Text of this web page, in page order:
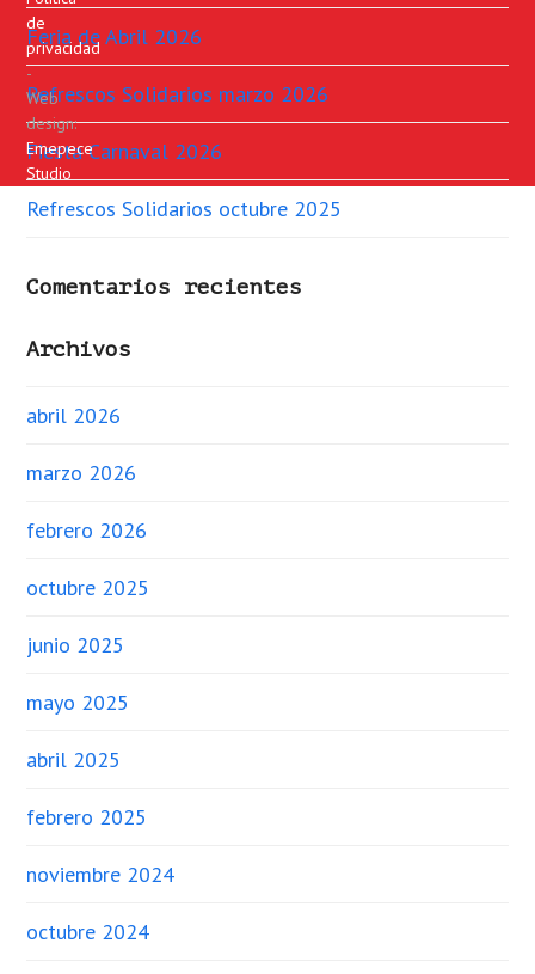
Feria de Abril 2026
Refrescos Solidarios marzo 2026
Fiesta Carnaval 2026
Refrescos Solidarios octubre 2025
Comentarios recientes
Archivos
abril 2026
marzo 2026
febrero 2026
octubre 2025
junio 2025
mayo 2025
abril 2025
febrero 2025
noviembre 2024
octubre 2024
de
privacidad
-
Web
design:
Emepece
Studio